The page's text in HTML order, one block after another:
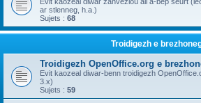
ar stlenneg, h.a.)
Sujets : 68
Troidigezh e
Troidigezh OpenOffice.org e
Evit kaozeal diwar-benn troidigezh
3.x)
Sujets : 59